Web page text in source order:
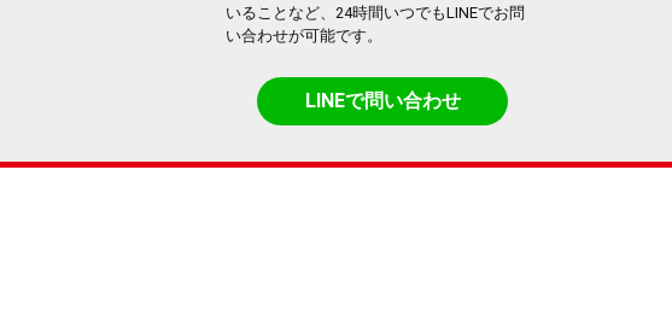
いることなど、24時間いつでもLINEでお問
い合わせが可能です。
LINEで問い合わせ